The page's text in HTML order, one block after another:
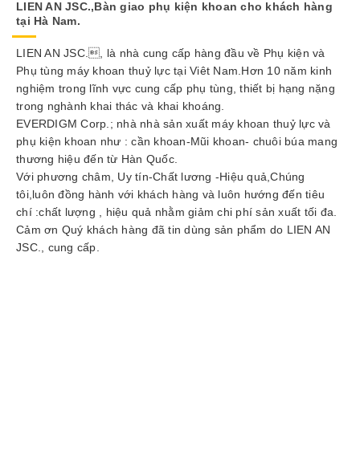
Dịch
vụ
Tin
tức
Liên
hệ
LIEN AN JSC.,Bàn giao phụ kiện khoan cho khách hàng
tại Hà Nam.
LIEN AN JSC., là nhà cung cấp hàng đầu về Phụ kiện và
Phụ tùng máy khoan thuỷ lực tại Viêt Nam.Hơn 10 năm kinh
nghiệm trong lĩnh vực cung cấp phụ tùng, thiết bị hạng nặng
trong nghành khai thác và khai khoáng.
EVERDIGM Corp.; nhà nhà sản xuất máy khoan thuỷ lực và
phụ kiện khoan như : cần khoan-Mũi khoan- chuôi búa mang
thương hiệu đến từ Hàn Quốc.
Với phương châm, Uy tín-Chất lương -Hiệu quả,Chúng
tôi,luôn đồng hành với khách hàng và luôn hướng đến tiêu
chí :chất lượng , hiệu quả nhằm giảm chi phí sản xuất tối đa.
Cảm ơn Quý khách hàng đã tin dùng sản phẩm do LIEN AN
JSC., cung cấp.